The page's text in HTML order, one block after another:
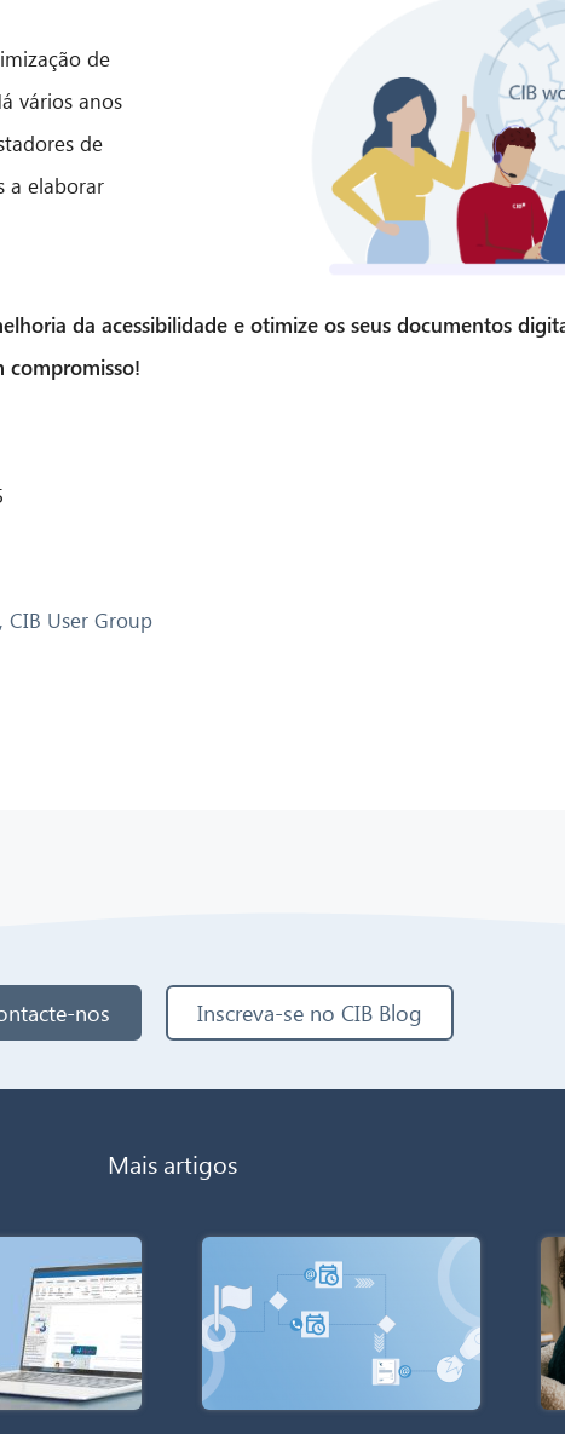
de
vários anos
de
a elaborar
da acessibilidade e otimize os seus documentos
compromisso!
, CIB User Group
nos Inscreva-se no CIB Blog
Mais artigos